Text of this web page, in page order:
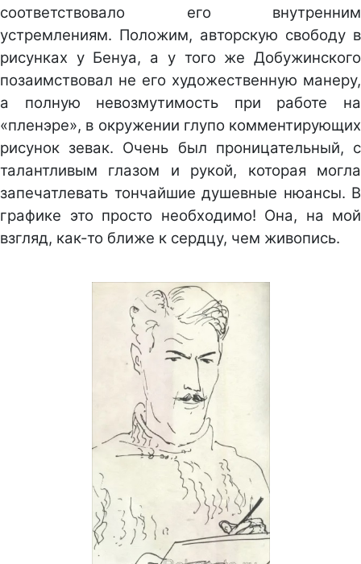
соответствовало его внутренним
устремлениям. Положим, авторскую свободу в
рисунках у Бенуа, а у того же Добужинского
позаимствовал не его художественную манеру,
а полную невозмутимость при работе на
«пленэре», в окружении глупо комментирующих
рисунок зевак. Очень был проницательный, с
талантливым глазом и рукой, которая могла
запечатлевать тончайшие душевные нюансы. В
графике это просто необходимо! Она, на мой
взгляд, как-то ближе к сердцу, чем живопись.